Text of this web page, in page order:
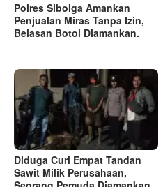
Polres Sibolga Amankan
Penjualan Miras Tanpa Izin,
Belasan Botol Diamankan.
Diduga Curi Empat Tandan
Sawit Milik Perusahaan,